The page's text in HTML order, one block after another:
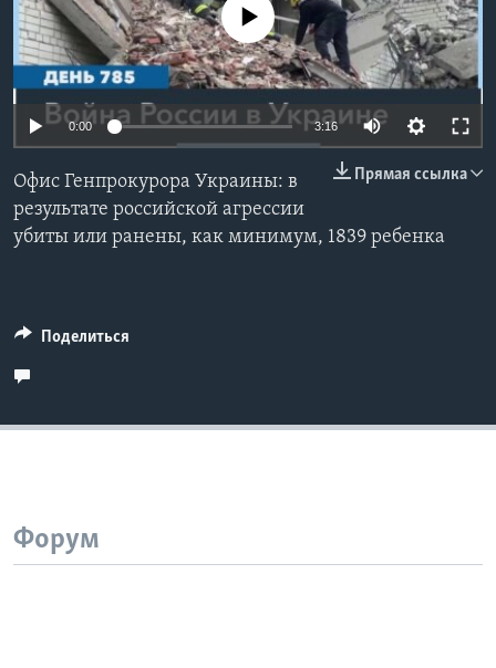
Learning English
СОЦИАЛЬНЫЕ СЕТИ
Языки
No media source currently available
0:00 3:16
Прямая ссылка
Офис Генпрокурора Украины: в
результате российской агрессии
убиты или ранены, как минимум, 1839 ребенка
Поделиться
Форум